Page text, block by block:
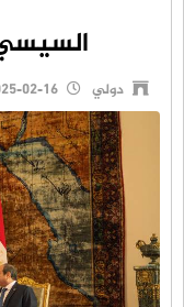
دولي